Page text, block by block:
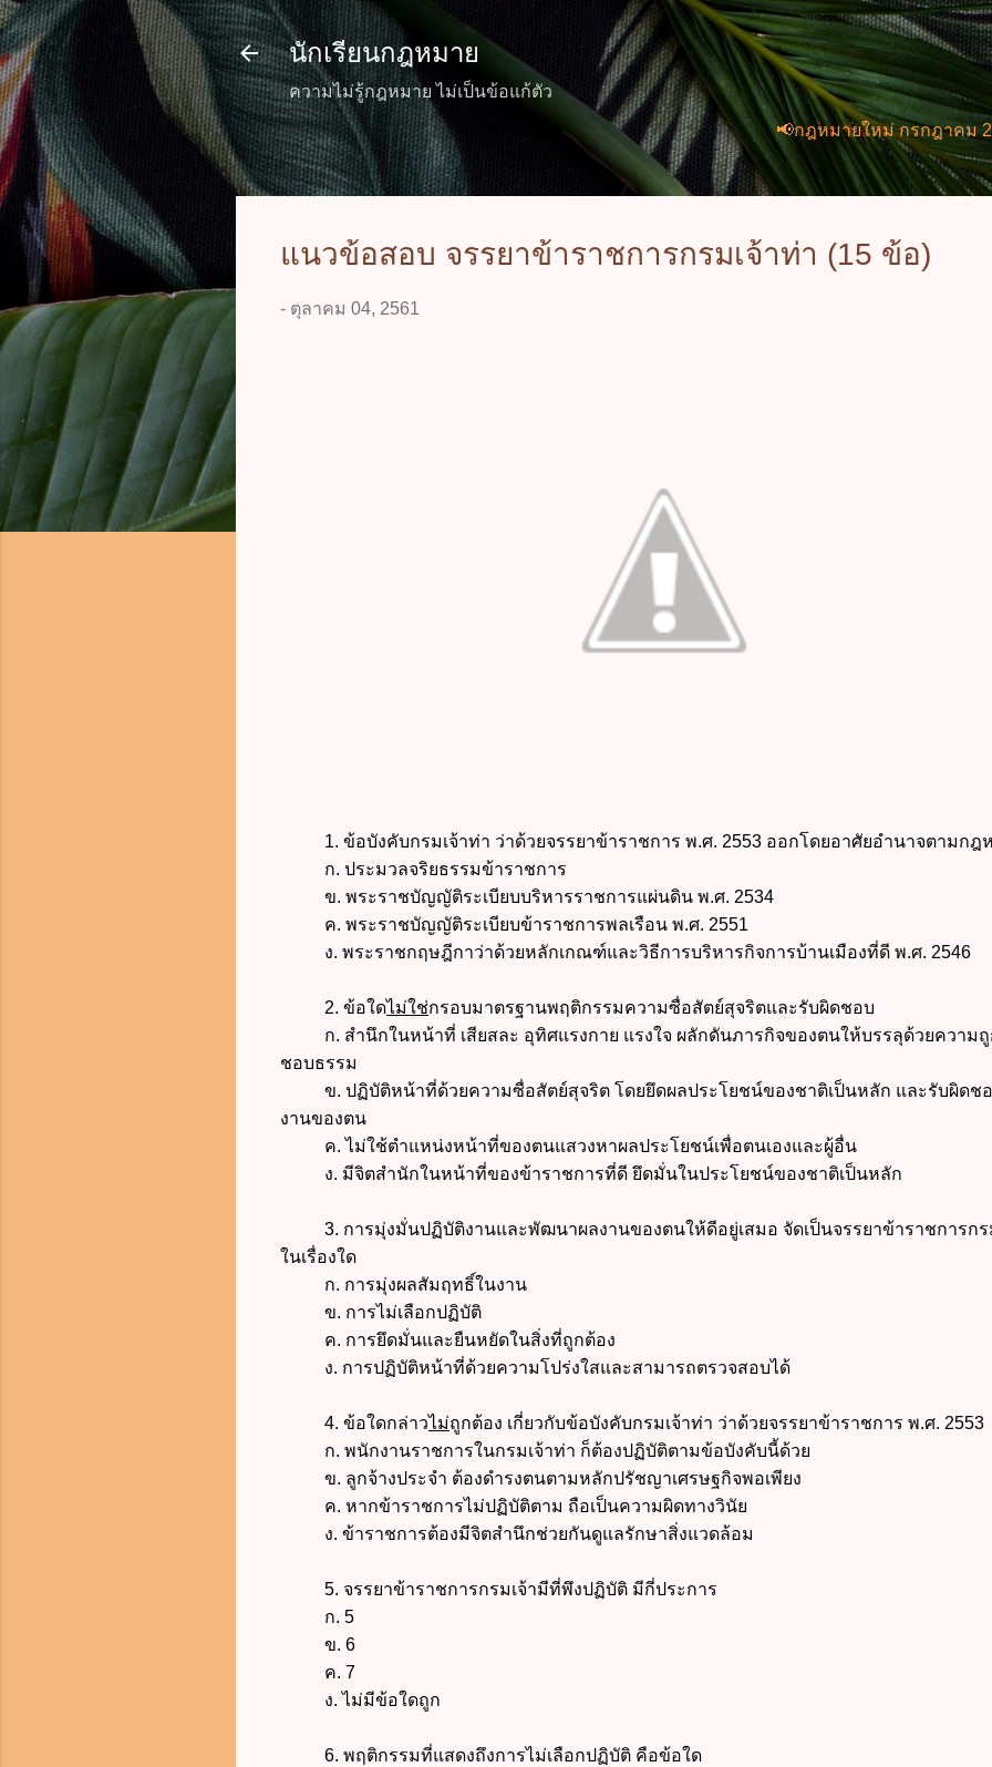
ข้ามไปที่เนื้อหาหลัก
นักเรียนกฎหมาย
ความไม่รู้กฎหมาย ไม่เป็นข้อแก้ตัว
📢กฎหมายใหม่ กรกฎาคม 2569 (2 ฉ
แนวข้อสอบ จรรยาข้าราชการกรมเจ้าท่า (15 ข้อ)
- ตุลาคม 04, 2561
1. ข้อบังคับกรมเจ้าท่า ว่าด้วยจรรยาข้าราชการ พ.ศ. 2553 ออกโดยอาศัยอำนาจตามกฎ
ก. ประมวลจริยธรรมข้าราชการ
ข. พระราชบัญญัติระเบียบบริหารราชการแผ่นดิน พ.ศ. 2534
ค. พระราชบัญญัติระเบียบข้าราชการพลเรือน พ.ศ. 2551
ง. พระราชกฤษฎีกาว่าด้วยหลักเกณฑ์และวิธีการบริหารกิจการบ้านเมืองที่ดี พ.ศ. 2546
2. ข้อใดไม่ใช่กรอบมาตรฐานพฤติกรรมความซื่อสัตย์สุจริตและรับผิดชอบ
ก. สำนึกในหน้าที่ เสียสละ อุทิศแรงกาย แรงใจ ผลักดันภารกิจของตนให้บรรลุด้วยความถู
ชอบธรรม
ข. ปฏิบัติหน้าที่ด้วยความซื่อสัตย์สุจริต โดยยึดผลประโยชน์ของชาติเป็นหลัก และรับผิดช
งานของตน
ค. ไม่ใช้ตำแหน่งหน้าที่ของตนแสวงหาผลประโยชน์เพื่อตนเองและผู้อื่น
ง. มีจิตสำนักในหน้าที่ของข้าราชการที่ดี ยึดมั่นในประโยชน์ของชาติเป็นหลัก
3. การมุ่งมั่นปฏิบัติงานและพัฒนาผลงานของตนให้ดีอยู่เสมอ จัดเป็นจรรยาข้าราชการกร
ในเรื่องใด
ก. การมุ่งผลสัมฤทธิ์ในงาน
ข. การไม่เลือกปฏิบัติ
ค. การยึดมั่นและยืนหยัดในสิ่งที่ถูกต้อง
ง. การปฏิบัติหน้าที่ด้วยความโปร่งใสและสามารถตรวจสอบได้
4. ข้อใดกล่าวไม่ถูกต้อง เกี่ยวกับข้อบังคับกรมเจ้าท่า ว่าด้วยจรรยาข้าราชการ พ.ศ. 2553
ก. พนักงานราชการในกรมเจ้าท่า ก็ต้องปฏิบัติตามข้อบังคับนี้ด้วย
ข. ลูกจ้างประจำ ต้องดำรงตนตามหลักปรัชญาเศรษฐกิจพอเพียง
ค. หากข้าราชการไม่ปฏิบัติตาม ถือเป็นความผิดทางวินัย
ง. ข้าราชการต้องมีจิตสำนึกช่วยกันดูแลรักษาสิ่งแวดล้อม
5. จรรยาข้าราชการกรมเจ้ามีที่พึงปฏิบัติ มีกี่ประการ
ก. 5
ข. 6
ค. 7
ง. ไม่มีข้อใดถูก
6. พฤติกรรมที่แสดงถึงการไม่เลือกปฏิบัติ คือข้อใด